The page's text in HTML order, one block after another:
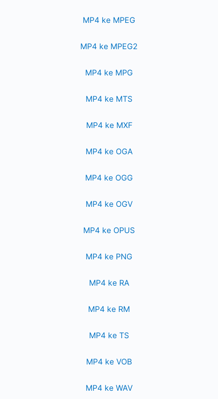
MP4 ke MPEG
MP4 ke MPEG2
MP4 ke MPG
MP4 ke MTS
MP4 ke MXF
MP4 ke OGA
MP4 ke OGG
MP4 ke OGV
MP4 ke OPUS
MP4 ke PNG
MP4 ke RA
MP4 ke RM
MP4 ke TS
MP4 ke VOB
MP4 ke WAV